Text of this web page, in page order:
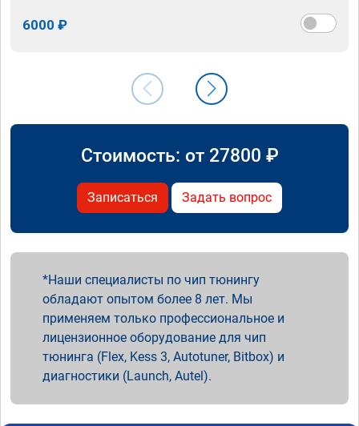
6000 ₽
Стоимость: от 27800 ₽
Записаться Задать вопрос
Наши специалисты по чип тюнингу
обладают опытом более 8 лет. Мы
применяем только профессиональное и
лицензионное оборудование для чип
тюнинга (Flex, Kess 3, Autotuner, Bitbox) и
диагностики (Launch, Autel).